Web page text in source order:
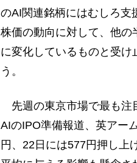
のAI関連銘柄にはむしろ支
株価の動向に対して、他
に変化しているものと受け
う。
先週の東京市場で最も注
AIのIPO準備報道、英アー
円、22日には577円押し上